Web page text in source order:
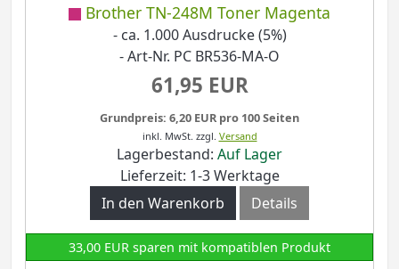
Brother TN-248M Toner Magenta
- ca. 1.000 Ausdrucke (5%)
- Art-Nr. PC BR536-MA-O
61,95 EUR
Grundpreis: 6,20 EUR pro 100 Seiten
inkl. MwSt. zzgl. Versand
Lagerbestand: Auf Lager
Lieferzeit: 1-3 Werktage
In den Warenkorb
Details
33,00 EUR sparen mit kompatiblen Produkt